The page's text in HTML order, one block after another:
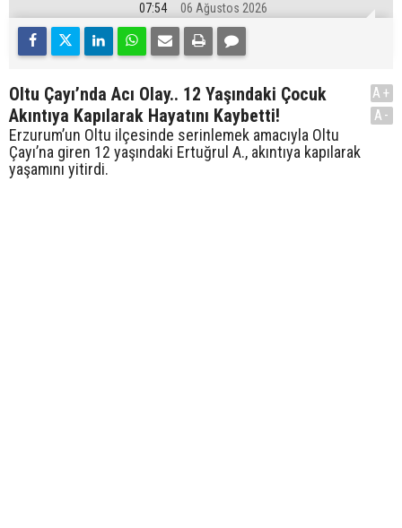
07:54 06 Ağustos 2026
Oltu Çayı’nda Acı Olay.. 12 Yaşındaki Çocuk
Akıntıya Kapılarak Hayatını Kaybetti!
Erzurum’un Oltu ilçesinde serinlemek amacıyla Oltu
Çayı’na giren 12 yaşındaki Ertuğrul A., akıntıya kapılarak
yaşamını yitirdi.
A+
A-